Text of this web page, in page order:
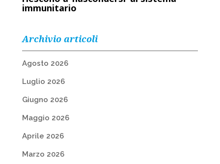
immunitario
Archivio articoli
Agosto 2026
Luglio 2026
Giugno 2026
Maggio 2026
Aprile 2026
Marzo 2026